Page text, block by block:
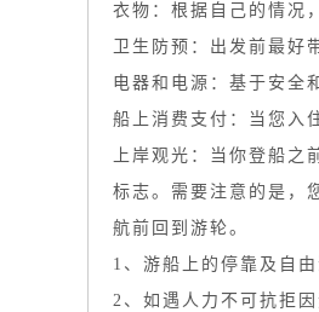
衣物：根据自己的情况
卫生防预：出发前最
电器和电源：基于安全
船上消费支付：当您入
上岸观光：当你登船
标志。需要注意的是，
航前回到游轮。
1、游船上的停靠及自
2、如遇人力不可抗拒